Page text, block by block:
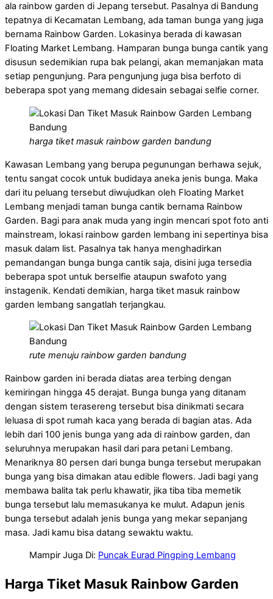
ala rainbow garden di Jepang tersebut. Pasalnya di Bandung
tepatnya di Kecamatan Lembang, ada taman bunga yang juga
bernama Rainbow Garden. Lokasinya berada di kawasan
Floating Market Lembang. Hamparan bunga bunga cantik yang
disusun sedemikian rupa bak pelangi, akan memanjakan mata
setiap pengunjung. Para pengunjung juga bisa berfoto di
beberapa spot yang memang didesain sebagai selfie corner.
harga tiket masuk rainbow garden bandung
Kawasan Lembang yang berupa pegunungan berhawa sejuk,
tentu sangat cocok untuk budidaya aneka jenis bunga. Maka
dari itu peluang tersebut diwujudkan oleh Floating Market
Lembang menjadi taman bunga cantik bernama Rainbow
Garden. Bagi para anak muda yang ingin mencari spot foto anti
mainstream, lokasi rainbow garden lembang ini sepertinya bisa
masuk dalam list. Pasalnya tak hanya menghadirkan
pemandangan bunga bunga cantik saja, disini juga tersedia
beberapa spot untuk berselfie ataupun swafoto yang
instagenik. Kendati demikian, harga tiket masuk rainbow
garden lembang sangatlah terjangkau.
rute menuju rainbow garden bandung
Rainbow garden ini berada diatas area terbing dengan
kemiringan hingga 45 derajat. Bunga bunga yang ditanam
dengan sistem terasereng tersebut bisa dinikmati secara
leluasa di spot rumah kaca yang berada di bagian atas. Ada
lebih dari 100 jenis bunga yang ada di rainbow garden, dan
seluruhnya merupakan hasil dari para petani Lembang.
Menariknya 80 persen dari bunga bunga tersebut merupakan
bunga yang bisa dimakan atau edible flowers. Jadi bagi yang
membawa balita tak perlu khawatir, jika tiba tiba memetik
bunga tersebut lalu memasukanya ke mulut. Adapun jenis
bunga tersebut adalah jenis bunga yang mekar sepanjang
masa. Jadi kamu bisa datang sewaktu waktu.
Mampir Juga Di: Puncak Eurad Pingping Lembang
Harga Tiket Masuk Rainbow Garden